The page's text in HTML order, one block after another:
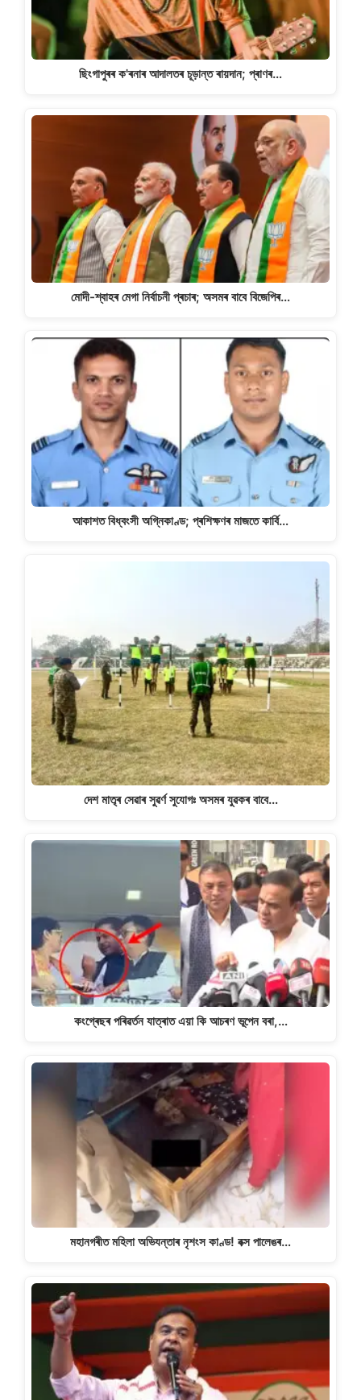
ছিংগাপুৰৰ ক'ৰনাৰ আদালতৰ চূড়ান্ত ৰায়দান; প্ৰাণৰ…
মোদী-শ্বাহৰ মেগা নিৰ্বাচনী প্ৰচাৰ; অসমৰ বাবে বিজেপিৰ…
আকাশত বিধ্বংসী অগ্নিকাণ্ড; প্ৰশিক্ষণৰ মাজতে কাৰ্বি…
দেশ মাতৃৰ সেৱাৰ সুৱৰ্ণ সুযোগঃ অসমৰ যুৱকৰ বাবে…
কংগ্ৰেছৰ পৰিৱৰ্তন যাত্ৰাত এয়া কি আচৰণ ভূপেন বৰা,…
মহানগৰীত মহিলা অভিযন্তাৰ নৃশংস কাণ্ড! বক্স পালেঙৰ…